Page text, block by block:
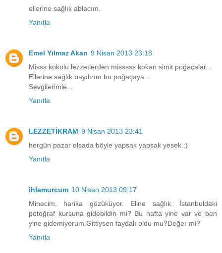
ellerine sağlık ablacım.
Yanıtla
Emel Yılmaz Akan 9 Nisan 2013 23:18
Misss kokulu lezzetlerden misssss kokan simit poğaçalar...
Ellerine sağlık bayılırım bu poğaçaya...
Sevgilerimle...
Yanıtla
LEZZETİKRAM 9 Nisan 2013 23:41
hergün pazar olsada böyle yapsak yapsak yesek :)
Yanıtla
ihlamurcum 10 Nisan 2013 09:17
Minecim, harika gözüküyor. Eline sağlık. İstanbuldaki
potoğraf kursuna gidebildin mi? Bu hafta yine var ve ben
yine gidemiyorum.Gittiysen faydalı oldu mu?Değer mi?
Yanıtla